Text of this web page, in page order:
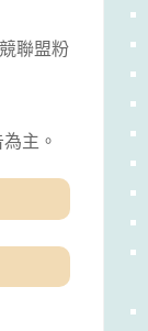
聯盟粉
主。